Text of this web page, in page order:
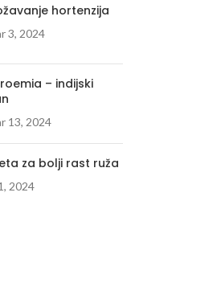
hortenzija
3, 2024
– indijski
13, 2024
za bolji rast ruža
2024